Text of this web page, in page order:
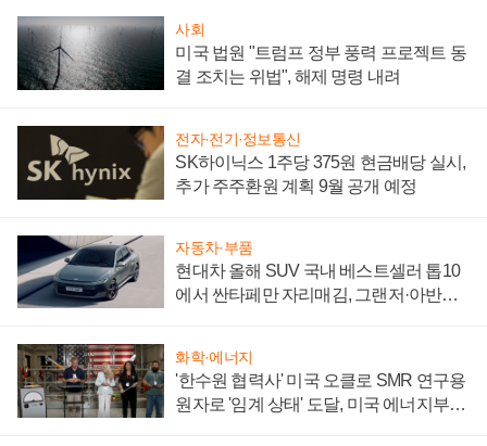
사회
미국 법원 "트럼프 정부 풍력 프로젝트 동
결 조치는 위법", 해제 명령 내려
전자·전기·정보통신
SK하이닉스 1주당 375원 현금배당 실시,
추가 주주환원 계획 9월 공개 예정
자동차·부품
현대차 올해 SUV 국내 베스트셀러 톱10
에서 싼타페만 자리매김, 그랜저·아반떼
화학·에너지
'한수원 협력사' 미국 오클로 SMR 연구용
원자로 '임계 상태' 도달, 미국 에너지부